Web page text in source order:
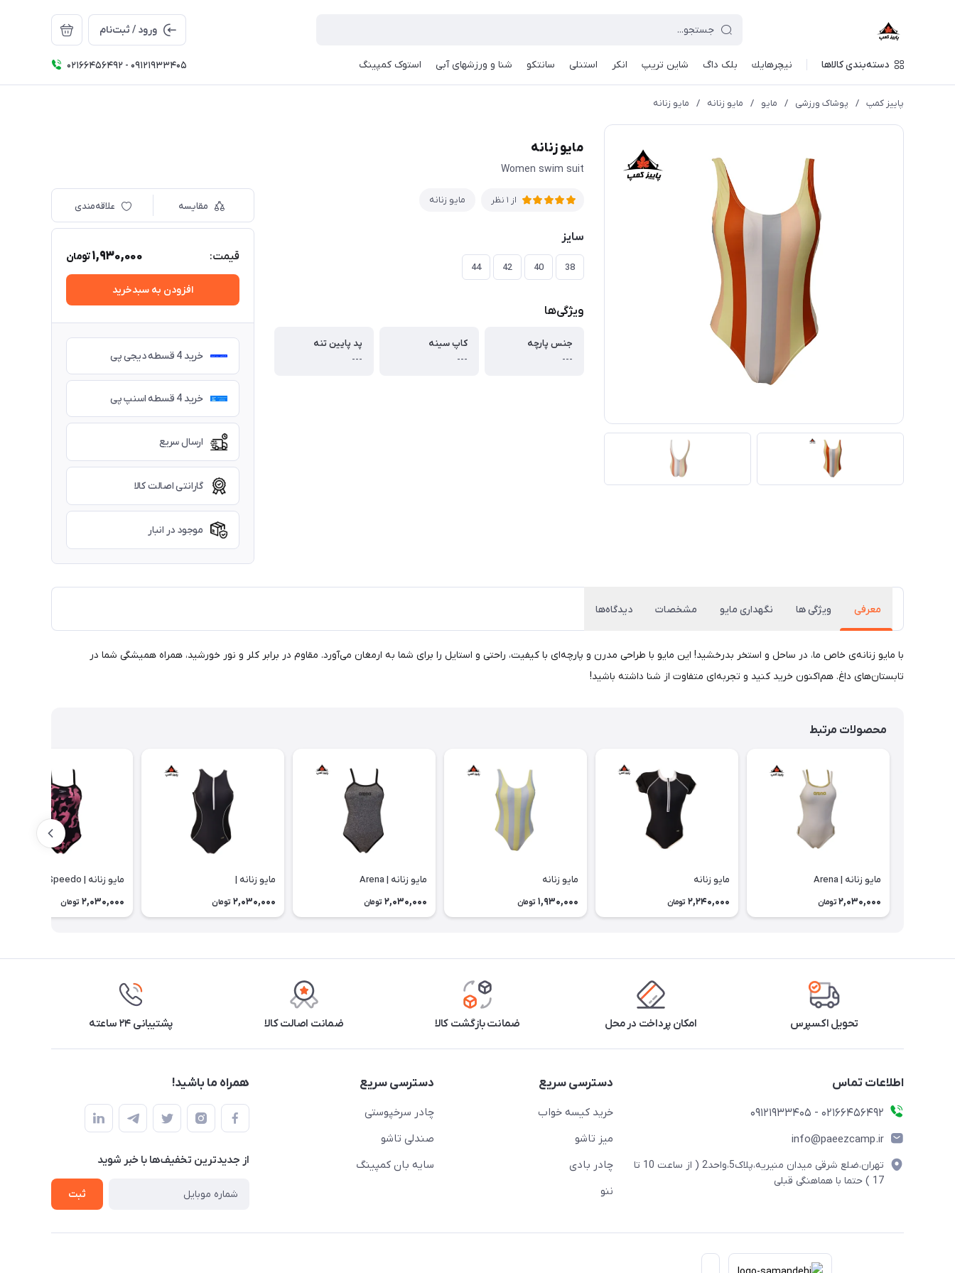
ورود / ثبت‌نام
دسته‌بندی کالاها نيچرهايك بلک داگ شاین تریپ انکر استنلی سانتکو شنا و ورزشهای آبی استوک کمپینگ 02166456492 - 09121933405
پاییز کمپ / پوشاک ورزشی / مايو / مایو زنانه / مایو زنانه
مایو زنانه
Women swim suit
از 1 نظر مایو زنانه
سایز
38
40
42
44
ویژگی‌ها
جنس پارچه
---
کاپ سینه
---
پد پایین تنه
---
مقایسه علاقه‌مندی
قیمت: 1,930,000تومان
افزودن به سبدخرید
خرید 4 قسطه دیجی پی
خرید 4 قسطه اسنپ پی
ارسال سریع
گارانتی اصالت کالا
موجود در انبار
معرفی ویژگی ها نگهداری مایو مشخصات دیدگاه‌ها
با مایو زنانه‌ی خاص ما، در ساحل و استخر بدرخشید! این مایو با طراحی مدرن و پارچه‌ای با کیفیت، راحتی و استایل را برای شما به ارمغان می‌آورد. مقاوم در برابر کلر و نور خورشید، همراه همیشگی شما در
تابستان‌های داغ. هم‌اکنون خرید کنید و تجربه‌ای متفاوت از شنا داشته باشید!
محصولات مرتبط
مایو زنانه | Arena
2,030,000 تومان
مایو زنانه
2,240,000 تومان
مایو زنانه
1,930,000 تومان
مایو زنانه | Arena
2,030,000 تومان
مایو زنانه |
2,030,000 تومان
مایو زنانه | Speedo
2,030,000 تومان
تحویل اکسپرس امکان پرداخت در محل ضمانت بازگشت کالا ضمانت اصالت کالا پشتیبانی ۲۴ ساعته
اطلاعات تماس
02166456492 - 09121933405
info@paeezcamp.ir
تهران،ضلع شرقی میدان منیریه،پلاک5،واحد2 ( از ساعت 10 تا
17 ) حتما با هماهنگی قبلی
دسترسی سریع
خرید کیسه خواب
میز تاشو
چادر بادی
ننو
دسترسی سریع
چادر سرخپوستی
صندلی تاشو
سایه بان کمپینگ
همراه ما باشید!
از جدید‌ترین تخفیف‌ها با‌ خبر شوید
ثبت